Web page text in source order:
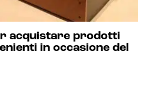
acquistare prodotti
in occasione del